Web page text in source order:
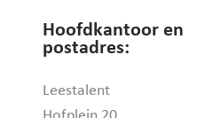
Hoofdkantoor en
postadres:
Leestalent